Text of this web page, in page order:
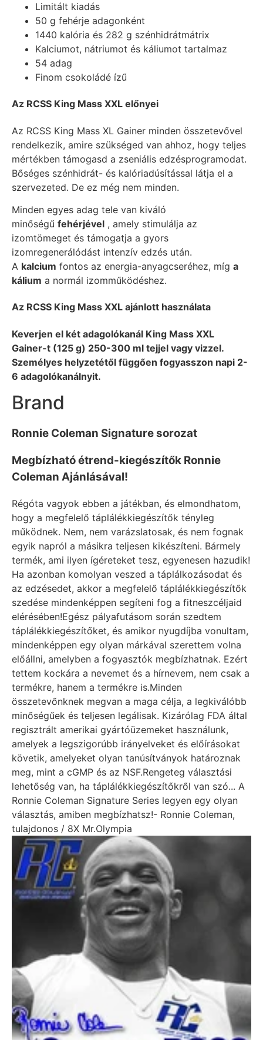
Limitált kiadás
50 g fehérje adagonként
1440 kalória és 282 g szénhidrátmátrix
Kalciumot, nátriumot és káliumot tartalmaz
54 adag
Finom csokoládé ízű
Az RCSS King Mass XXL előnyei
Az RCSS King Mass XL Gainer minden összetevővel
rendelkezik, amire szükséged van ahhoz, hogy teljes
mértékben támogasd a zseniális edzésprogramodat.
Bőséges szénhidrát- és kalóriadúsítással látja el a
szervezeted. De ez még nem minden.
Minden egyes adag tele van kiváló
minőségű fehérjével , amely stimulálja az
izomtömeget és támogatja a gyors
izomregenerálódást intenzív edzés után.
A kalcium fontos az energia-anyagcseréhez, míg a
kálium a normál izomműködéshez.
Az RCSS King Mass XXL ajánlott használata
Keverjen el két adagolókanál King Mass XXL
Gainer-t (125 g) 250-300 ml tejjel vagy vizzel.
Személyes helyzetétől függően fogyasszon napi 2-
6 adagolókanálnyit.
Brand
Ronnie Coleman Signature sorozat
Megbízható étrend-kiegészítők Ronnie
Coleman Ajánlásával!
Régóta vagyok ebben a játékban, és elmondhatom,
hogy a megfelelő táplálékkiegészítők tényleg
működnek. Nem, nem varázslatosak, és nem fognak
egyik napról a másikra teljesen kikészíteni. Bármely
termék, ami ilyen ígéreteket tesz, egyenesen hazudik!
Ha azonban komolyan veszed a táplálkozásodat és
az edzésedet, akkor a megfelelő táplálékkiegészítők
szedése mindenképpen segíteni fog a fitneszcéljaid
elérésében!Egész pályafutásom során szedtem
táplálékkiegészítőket, és amikor nyugdíjba vonultam,
mindenképpen egy olyan márkával szerettem volna
előállni, amelyben a fogyasztók megbízhatnak. Ezért
tettem kockára a nevemet és a hírnevem, nem csak a
termékre, hanem a termékre is.Minden
összetevőnknek megvan a maga célja, a legkiválóbb
minőségűek és teljesen legálisak. Kizárólag FDA által
regisztrált amerikai gyártóüzemeket használunk,
amelyek a legszigorúbb irányelveket és előírásokat
követik, amelyeket olyan tanúsítványok határoznak
meg, mint a cGMP és az NSF.Rengeteg választási
lehetőség van, ha táplálékkiegészítőkről van szó... A
Ronnie Coleman Signature Series legyen egy olyan
választás, amiben megbízhatsz!- Ronnie Coleman,
tulajdonos / 8X Mr.Olympia